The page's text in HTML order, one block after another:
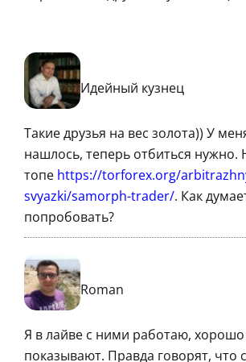
Идейный кузнец
Такие друзья на вес золота)) У
нашлось, теперь отбиться нужно.
топе https://torforex.org/
svyazki/samorph-trader/. Как
попробовать?
Roman
Я в лайве с ними работаю, хорошо
показывают. Правда говорят, что